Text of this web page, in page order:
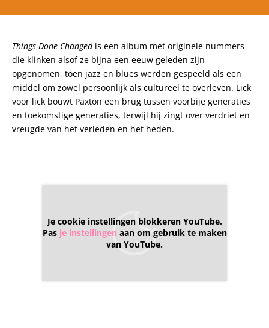
Things Done Changedis een album met originele nummers
die klinken alsof ze bijna een eeuw geleden zijn
opgenomen, toen jazz en blues werden gespeeld als een
middel om zowel persoonlijk als cultureel te overleven. Lick
voor lick bouwt Paxton een brug tussen voorbije generaties
en toekomstige generaties, terwijl hij zingt over verdriet en
vreugde van het verleden en het heden.
Je cookie instellingen blokkeren YouTube.
Pas je instellingen aan om gebruik te maken
van YouTube.